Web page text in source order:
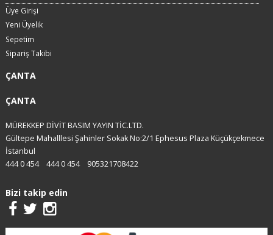
Üye Girişi
Yeni Üyelik
Sepetim
Sipariş Takibi
ÇANTA
ÇANTA
MÜREKKEP DİVİT BASIM YAYIN TİC.LTD.
Gültepe Mahalllesi Şahinler Sokak No:2/1 Ephesus Plaza Küçükçekmece
İstanbul
444 0 454
444 0 454 905321708422
Bizi takip edin